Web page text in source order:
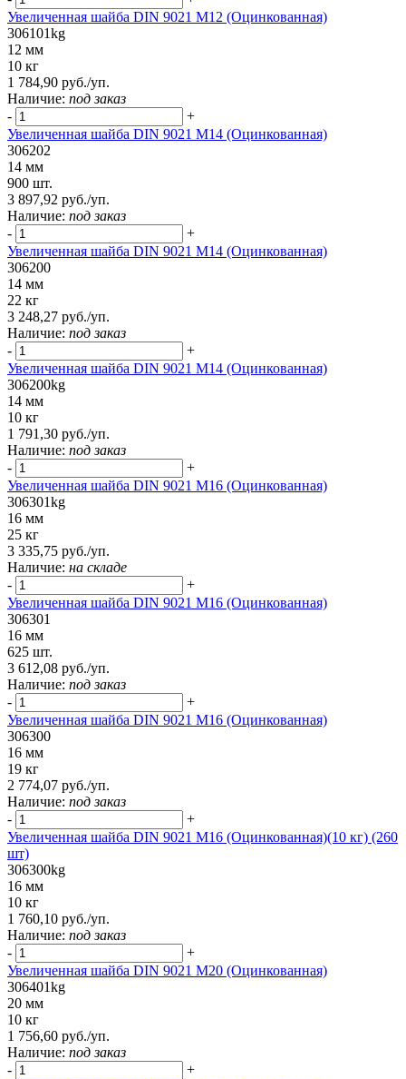
Увеличенная шайба DIN 9021 М12 (Оцинкованная)
306101kg
12 мм
10 кг
1 784,90 руб./уп.
Наличие: под заказ
-
+
Увеличенная шайба DIN 9021 M14 (Оцинкованная)
306202
14 мм
900 шт.
3 897,92 руб./уп.
Наличие: под заказ
-
+
Увеличенная шайба DIN 9021 М14 (Оцинкованная)
306200
14 мм
22 кг
3 248,27 руб./уп.
Наличие: под заказ
-
+
Увеличенная шайба DIN 9021 М14 (Оцинкованная)
306200kg
14 мм
10 кг
1 791,30 руб./уп.
Наличие: под заказ
-
+
Увеличенная шайба DIN 9021 M16 (Оцинкованная)
306301kg
16 мм
25 кг
3 335,75 руб./уп.
Наличие: на складе
-
+
Увеличенная шайба DIN 9021 M16 (Оцинкованная)
306301
16 мм
625 шт.
3 612,08 руб./уп.
Наличие: под заказ
-
+
Увеличенная шайба DIN 9021 М16 (Оцинкованная)
306300
16 мм
19 кг
2 774,07 руб./уп.
Наличие: под заказ
-
+
Увеличенная шайба DIN 9021 М16 (Оцинкованная)(10 кг) (260
шт)
306300kg
16 мм
10 кг
1 760,10 руб./уп.
Наличие: под заказ
-
+
Увеличенная шайба DIN 9021 M20 (Оцинкованная)
306401kg
20 мм
10 кг
1 756,60 руб./уп.
Наличие: под заказ
-
+